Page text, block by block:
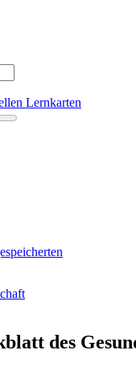
Lernkarten
des